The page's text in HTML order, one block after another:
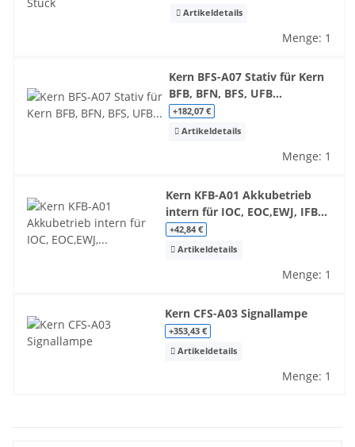
Artikeldetails
Menge: 1
Kern BFS-A07 Stativ für Kern
BFB, BFN, BFS, UFB...
+182,07 €
Artikeldetails
Menge: 1
Kern KFB-A01 Akkubetrieb
intern für IOC, EOC,EWJ, IFB...
+42,84 €
Artikeldetails
Menge: 1
Kern CFS-A03 Signallampe
+353,43 €
Artikeldetails
Menge: 1